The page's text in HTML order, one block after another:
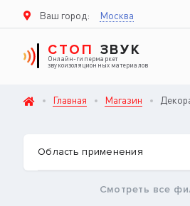
Ваш город: Москва
СТОП ЗВУК
Онлайн-гипермаркет
звукоизоляционных материалов
Главная Магазин
Область применения
Смотреть все